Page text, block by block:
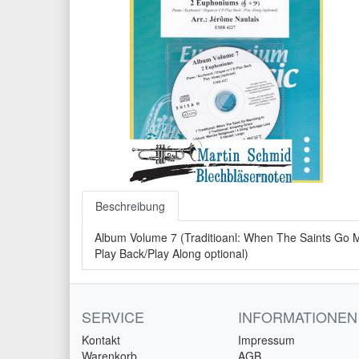
Beschreibung
Album Volume 7 (Traditioanl: When The Saints
Play Back/Play Along optional)
SERVICE
Kontakt
INFORMATIONEN
Impressum